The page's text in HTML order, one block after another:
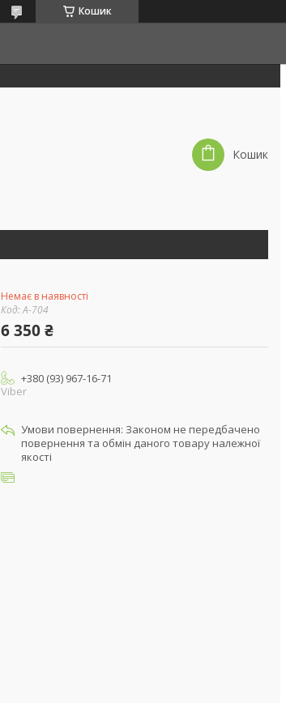
Кошик
Кошик
Немає в наявності
Код:A-704
6 350 ₴
+380 (93) 967-16-71
Viber
Законом не передбачено
повернення та обмін даного товару належної
якості